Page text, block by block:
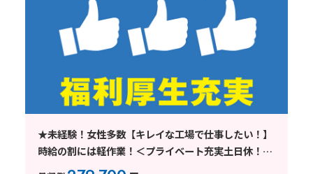
★未経験！女性多数【キレイな工場で仕事したい！】
時給の割には軽作業！＜プライベート充実土日休！交
替無！小型機器組立・検査＞